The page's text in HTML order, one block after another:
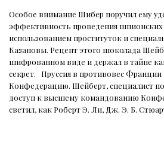
Особое внимание Шибер поручил ему
эффективность проведения шпионских
использованием проституток и
Казановы. Рецепт этого шоколада
шифрованном виде и держал в тайне
секрет.
Пруссия в противовес
Конфедерацию. Шейберт, специалист
доступ к высшему командованию
светил, как Роберт Э. Ли, Дж. Э. Б.